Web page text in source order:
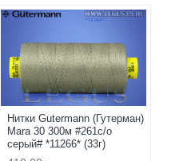
Нитки Gutermann (Гутерман)
Mara 30 300м #261с/о
серый# *11266* (33г)